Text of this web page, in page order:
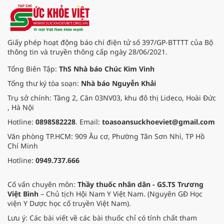
Giấy phép hoạt động báo chí điện tử số 397/GP-BTTTT của Bộ
thông tin và truyền thông cấp ngày 28/06/2021.
Tổng Biên Tập: ThS Nhà báo Chúc Kim Vinh
Tổng thư ký tòa soạn: Nhà báo Nguyễn Khải
Trụ sở chính: Tầng 2, Căn 03NV03, khu đô thị Lideco, Hoài Đức
, Hà Nội
Hotline: 0898582228. Email: toasoansuckhoeviet@gmail.com
Văn phòng TP.HCM: 909 Âu cơ, Phường Tân Sơn Nhì, TP Hồ
Chí Minh
Hotline: 0949.737.666
Cố vấn chuyên môn: Thầy thuốc nhân dân - GS.TS Trương
Việt Bình – Chủ tịch Hội Nam Y Việt Nam. (Nguyên GĐ Học
viện Y Dược học cổ truyền Việt Nam).
Lưu ý: Các bài viết về các bài thuốc chỉ có tính chất tham